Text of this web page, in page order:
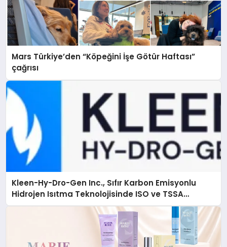
Mars Türkiye’den “Köpeğini İşe Götür Haftası”
çağrısı
Kleen-Hy-Dro-Gen Inc., Sıfır Karbon Emisyonlu
Hidrojen Isıtma Teknolojisinde ISO ve TSSA
Düzenleyici Onaylarını Aldı